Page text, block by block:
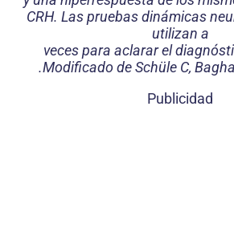
CRH. Las pruebas dinámicas
utilizan a
veces para aclarar el
.Modificado de Schüle C,
Publicidad